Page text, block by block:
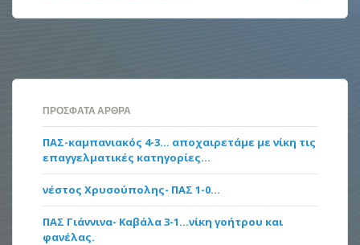
ΠΡΌΣΦΑΤΑ ΆΡΘΡΑ
ΠΑΣ-καμπανιακός 4-3… αποχαιρετάμε με νίκη τις
επαγγελματικές κατηγορίες…
νέστος Χρυσούπολης- ΠΑΣ 1-0…
ΠΑΣ Γιάννινα- Καβάλα 3-1…νίκη γοήτρου και
φανέλας.